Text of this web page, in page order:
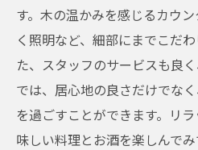
す。木の温かみを感じるカウ
く照明など、細部にまでこだ
た、スタッフのサービスも良
では、居心地の良さだけでな
を過ごすことができます。リ
味しい料理とお酒を楽しんで